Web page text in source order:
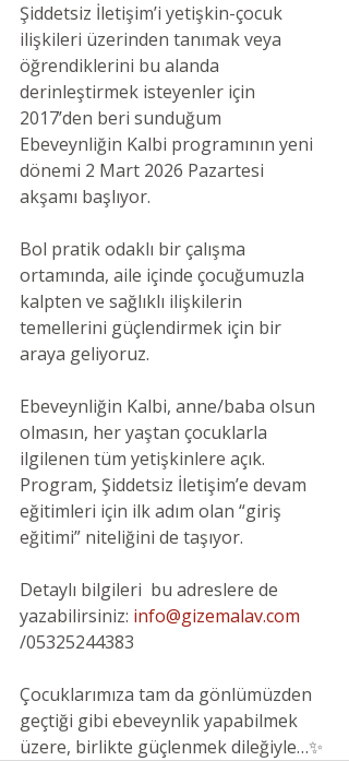
Şiddetsiz İletişim’i yetişkin-çocuk
ilişkileri üzerinden tanımak veya
öğrendiklerini bu alanda
derinleştirmek isteyenler için
2017’den beri sunduğum
Ebeveynliğin Kalbi programının yeni
dönemi 2 Mart 2026 Pazartesi
akşamı başlıyor.
Bol pratik odaklı bir çalışma
ortamında, aile içinde çocuğumuzla
kalpten ve sağlıklı ilişkilerin
temellerini güçlendirmek için bir
araya geliyoruz.
Ebeveynliğin Kalbi, anne/baba olsun
olmasın, her yaştan çocuklarla
ilgilenen tüm yetişkinlere açık.
Program, Şiddetsiz İletişim’e devam
eğitimleri için ilk adım olan “giriş
eğitimi” niteliğini de taşıyor.
Detaylı bilgileri  bu adreslere de
yazabilirsiniz: info@gizemalav.com
/05325244383
Çocuklarımıza tam da gönlümüzden
geçtiği gibi ebeveynlik yapabilmek
üzere, birlikte güçlenmek dileğiyle…✨